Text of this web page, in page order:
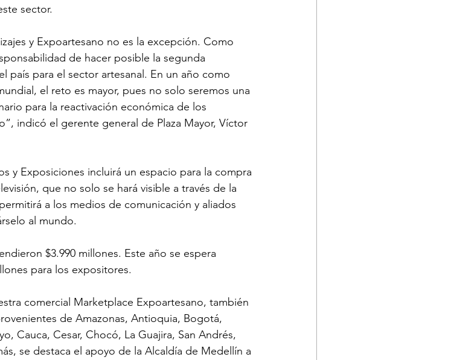
sector.
y Expoartesano no es la excepción. Como
de hacer posible la segunda
país para el sector artesanal. En un año como
el reto es mayor, pues no solo seremos una
para la reactivación económica de los
indicó el gerente general de Plaza Mayor, Víctor
y Exposiciones incluirá un espacio para la compra
que no solo se hará visible a través de la
a los medios de comunicación y aliados
al mundo.
$3.990 millones. Este año se espera
para los expositores.
comercial Marketplace Expoartesano, también
de Amazonas, Antioquia, Bogotá,
Cauca, Cesar, Chocó, La Guajira, San Andrés,
se destaca el apoyo de la Alcaldía de Medellín a